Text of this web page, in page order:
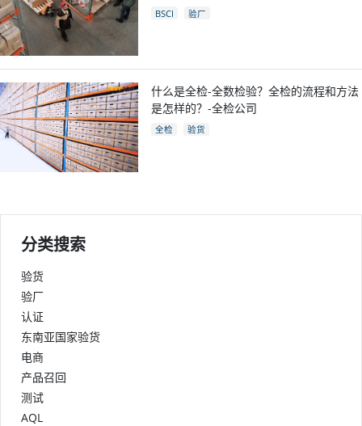
BSCI 验厂
什么是全检-全数检验？全检的流程和方法
是怎样的？-全检公司
全检 验货
分类搜索
验货
验厂
认证
东南亚国家验货
电商
产品召回
测试
AQL